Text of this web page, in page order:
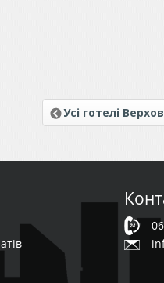
Усі готелі